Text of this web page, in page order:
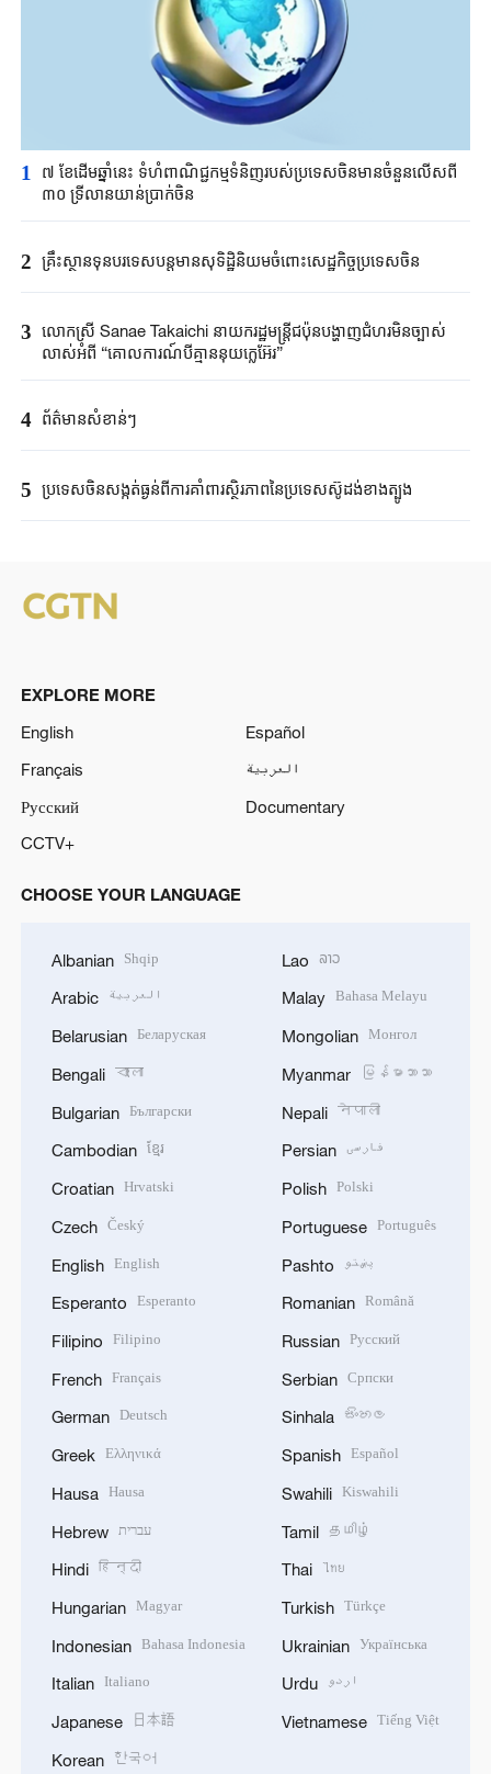
1
៧ ខែដើមឆ្នាំនេះ ទំហំពាណិជ្ជកម្មទំនិញរបស់ប្រទេសចិនមានចំនួនលើសពី
៣០ ទ្រីលានយាន់ប្រាក់ចិន
2 គ្រឹះស្ថាន​ទុនបរទេស​បន្តមាន​សុទិដ្ឋិនិយម​ចំពោះសេដ្ឋកិច្ច​ប្រទេសចិន​​
3 លោកស្រី Sanae ​Takaichi ​នាយករដ្ឋមន្ត្រី​ជប៉ុន​បង្ហាញជំហរមិន​ច្បាស់​
លាស់​អំពី ​“គោលការណ៍បី​គ្មាននុយក្លេអ៊ែរ​”​
4 ព័ត៌មានសំខាន់ៗ
5 ប្រទេសចិនសង្កត់ធ្ងន់ពីការគាំពារស្ថិរភាពនៃប្រទេសស៊ូដង់ខាងត្បូង
EXPLORE MORE
English
Español
Français
العربية
Русский
Documentary
CCTV+
CHOOSE YOUR LANGUAGE
Albanian Shqip
Arabic العربية
Belarusian Беларуская
Bengali বাংলা
Bulgarian Български
Cambodian ខ្មែរ
Croatian Hrvatski
Czech Český
English English
Esperanto Esperanto
Filipino Filipino
French Français
German Deutsch
Greek Ελληνικά
Hausa Hausa
Hebrew עברית
Hindi हिन्दी
Hungarian Magyar
Indonesian Bahasa Indonesia
Italian Italiano
Japanese 日本語
Korean 한국어
Lao ລາວ
Malay Bahasa Melayu
Mongolian Монгол
Myanmar မြန်မာဘာသာ
Nepali नेपाली
Persian فارسی
Polish Polski
Portuguese Português
Pashto پښتو
Romanian Română
Russian Русский
Serbian Српски
Sinhala සිංහල
Spanish Español
Swahili Kiswahili
Tamil தமிழ்
Thai ไทย
Turkish Türkçe
Ukrainian Українська
Urdu اردو
Vietnamese Tiếng Việt